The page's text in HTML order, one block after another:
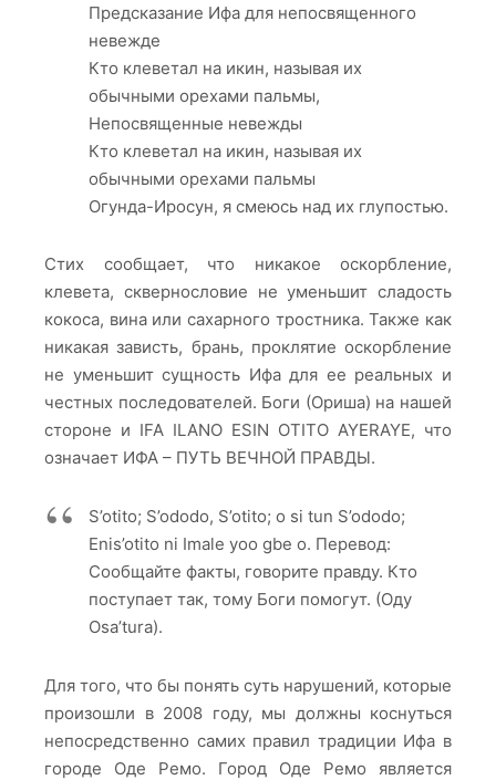
Предсказание Ифа для непосвященного
невежде
Кто клеветал на икин, называя их
обычными орехами пальмы,
Непосвященные невежды
Кто клеветал на икин, называя их
обычными орехами пальмы
Огунда-Иросун, я смеюсь над их глупостью.
Стих сообщает, что никакое оскорбление,
клевета, сквернословие не уменьшит сладость
кокоса, вина или сахарного тростника. Также как
никакая зависть, брань, проклятие оскорбление
не уменьшит сущность Ифа для ее реальных и
честных последователей. Боги (Ориша) на нашей
стороне и IFA ILANO ESIN OTITO AYERAYE, что
означает ИФА – ПУТЬ ВЕЧНОЙ ПРАВДЫ.
S’otito; S’ododo, S’otito; o si tun S’ododo;
Enis’otito ni Imale yoo gbe o. Перевод:
Сообщайте факты, говорите правду. Кто
поступает так, тому Боги помогут. (Оду
Osa’tura).
Для того, что бы понять суть нарушений, которые
произошли в 2008 году, мы должны коснуться
непосредственно самих правил традиции Ифа в
городе Оде Ремо. Город Оде Ремо является